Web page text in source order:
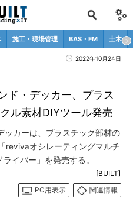
施工・現場管理 BAS・FM 土木
2022年10月24日
ド・デッカー、プラス
ル素材DIYツール発売
ッカーは、プラスチック部材の
revivaオシレーティングマルチ
イバー」を発売する。
[BUILT]
PC用表示
関連情報